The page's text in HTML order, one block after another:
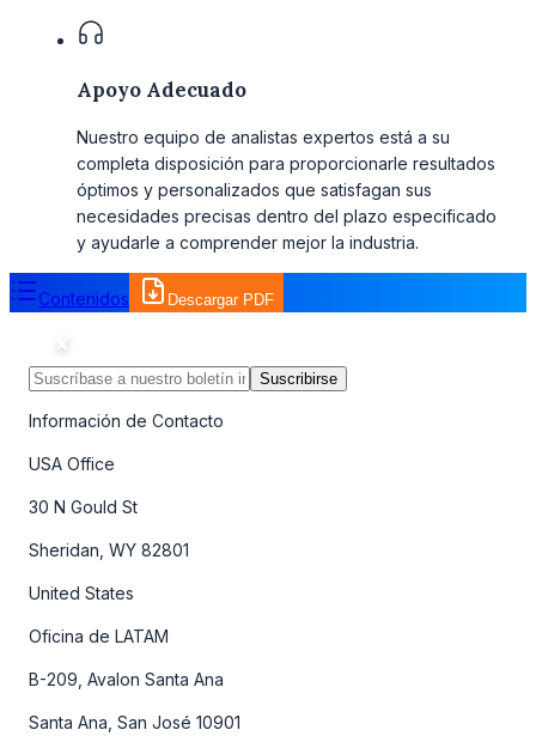
Apoyo Adecuado
Nuestro equipo de analistas expertos está a su
completa disposición para proporcionarle resultados
óptimos y personalizados que satisfagan sus
necesidades precisas dentro del plazo especificado
y ayudarle a comprender mejor la industria.
Contenidos Descargar PDF
Suscribirse
Información de Contacto
USA Office
30 N Gould St
Sheridan, WY 82801
United States
Oficina de LATAM
B-209, Avalon Santa Ana
Santa Ana, San José 10901